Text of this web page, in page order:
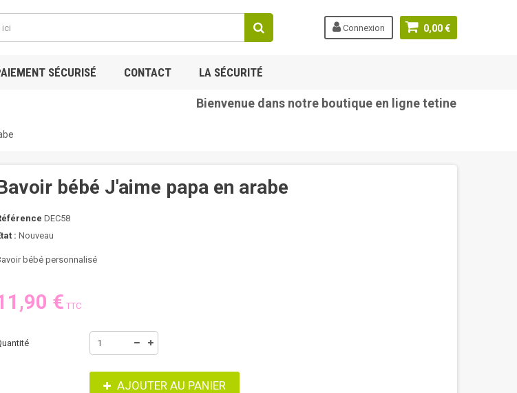
0,00 €
Connexion
SÉCURISÉ CONTACT LA SÉCURITÉ
Bienvenue dans notre boutique en ligne tetine-bebe.com
bébé J'aime papa en arabe
DEC58
: Nouveau
bébé personnalisé
€ TTC
AJOUTER AU PANIER